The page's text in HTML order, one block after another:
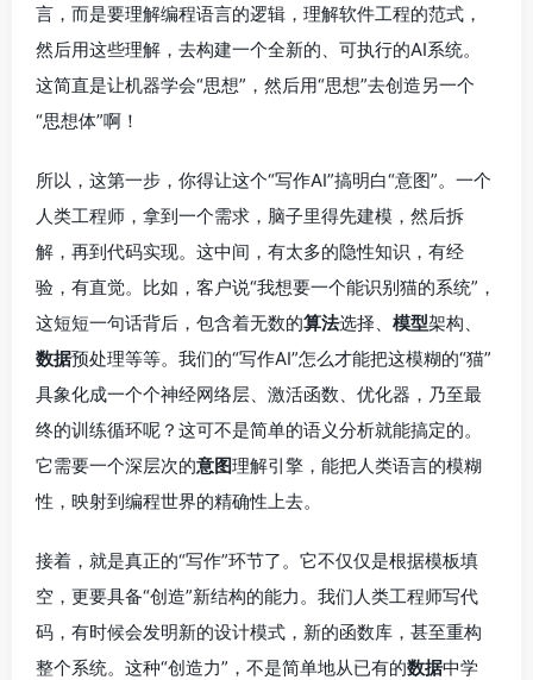
言，而是要理解编程语言的逻辑，理解软件工程的范式，
然后用这些理解，去构建一个全新的、可执行的AI系统。
这简直是让机器学会“思想”，然后用“思想”去创造另一个
“思想体”啊！
所以，这第一步，你得让这个“写作AI”搞明白“意图”。一个
人类工程师，拿到一个需求，脑子里得先建模，然后拆
解，再到代码实现。这中间，有太多的隐性知识，有经
验，有直觉。比如，客户说“我想要一个能识别猫的系统”，
这短短一句话背后，包含着无数的算法选择、 模型架构、
数据预处理等等。我们的“写作AI”怎么才能把这模糊的“猫”
具象化成一个个神经网络层、激活函数、优化器，乃至最
终的训练循环呢？这可不是简单的语义分析就能搞定的。
它需要一个深层次的意图理解引擎，能把人类语言的模糊
性，映射到编程世界的精确性上去。
接着，就是真正的“写作”环节了。它不仅仅是根据模板填
空，更要具备“创造”新结构的能力。我们人类工程师写代
码，有时候会发明新的设计模式，新的函数库，甚至重构
整个系统。这种“创造力”，不是简单地从已有的数据中学